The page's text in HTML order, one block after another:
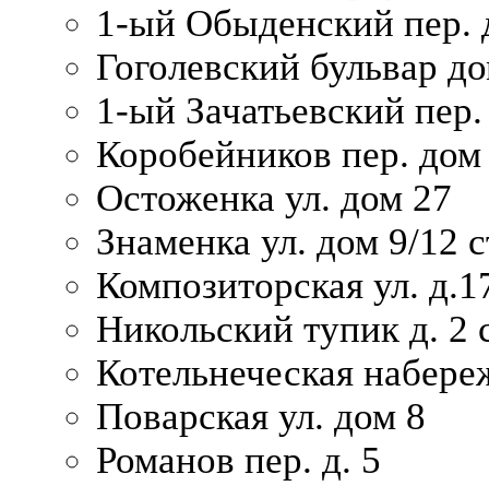
1-ый Обыденский пер.
Гоголевский бульвар
1-ый Зачатьевский
Коробейников пер.
Остоженка ул. дом 27
Знаменка ул. дом 9/12
Композиторская ул.
Никольский тупик д. 2
Котельнеческая
Поварская ул. дом 8
Романов пер. д. 5